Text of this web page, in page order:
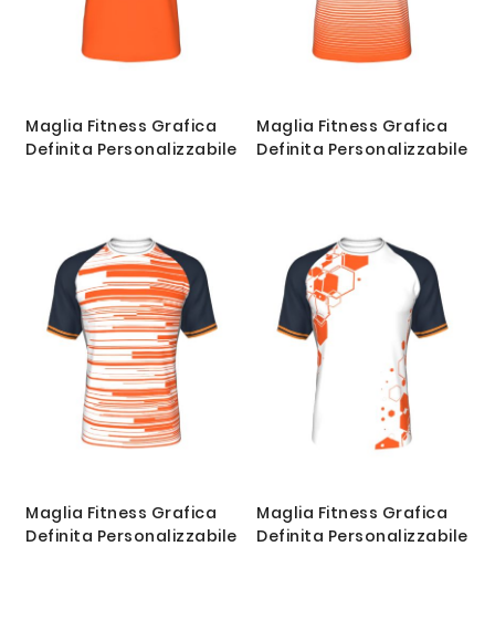
Maglia Fitness Grafica
Definita Personalizzabile
Maglia Fitness Grafica
Definita Personalizzabile
Maglia Fitness Grafica
Definita Personalizzabile
Maglia Fitness Grafica
Definita Personalizzabile